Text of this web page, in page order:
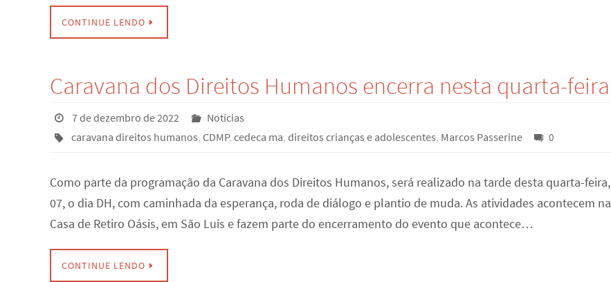
CONTINUE LENDO
Caravana dos Direitos Humanos encerra nesta quarta-feira
7 de dezembro de 2022
Notícias
caravana direitos humanos, CDMP, cedeca ma, direitos crianças e adolescentes, Marcos Passerine 0
Como parte da programação da Caravana dos Direitos Humanos, será realizado na tarde desta quarta-feira,
07, o dia DH, com caminhada da esperança, roda de diálogo e plantio de muda. As atividades acontecem na
Casa de Retiro Oásis, em São Luís e fazem parte do encerramento do evento que acontece…
CONTINUE LENDO